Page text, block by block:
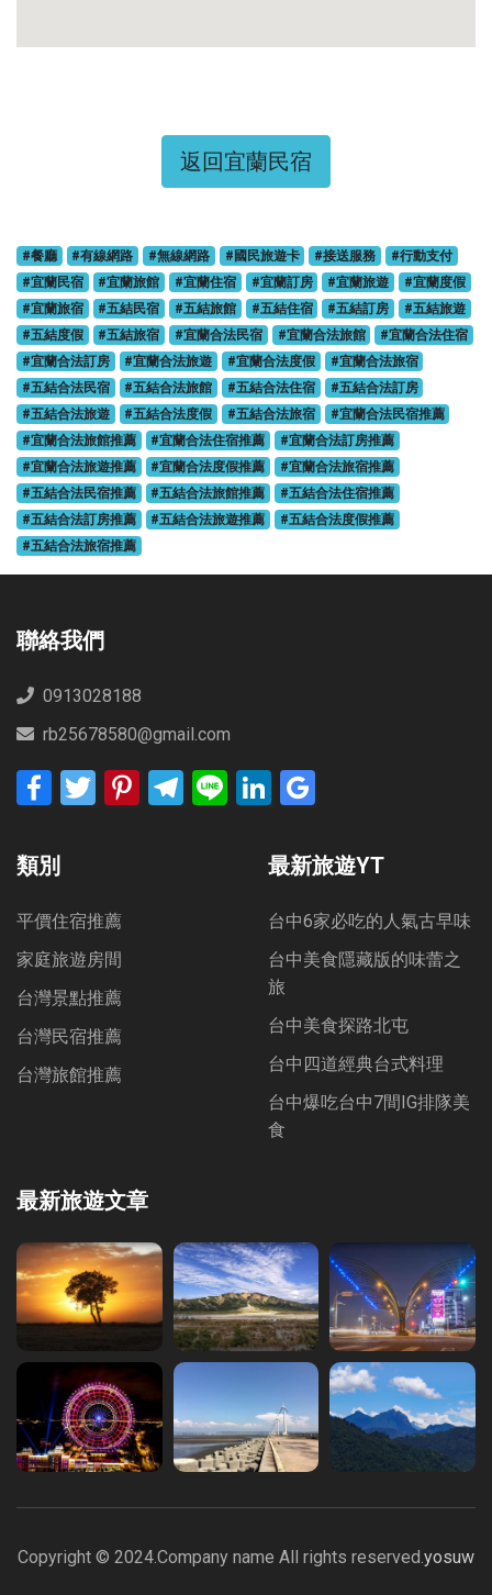
返回宜蘭民宿
#餐廳 #有線網路 #無線網路 #國民旅遊卡 #接送服務
#行動支付
#宜蘭民宿
#宜蘭旅館 #宜蘭住宿 #宜蘭訂房 #宜蘭旅遊
#宜蘭度假
#宜蘭旅宿
#五結民宿 #五結旅館 #五結住宿 #五結訂房
#五結旅遊
#五結度假
#五結旅宿 #宜蘭合法民宿 #宜蘭合法旅館
#宜蘭合法住宿
#宜蘭合法訂房
#宜蘭合法旅遊 #宜蘭合法度假
#宜蘭合法旅宿
#五結合法民宿
#五結合法旅館 #五結合法住宿
#五結合法訂房
#五結合法旅遊
#五結合法度假 #五結合法旅宿
#宜蘭合法民宿推薦
#宜蘭合法旅館推薦
#宜蘭合法住宿推薦
#宜蘭合法訂房推薦
#宜蘭合法旅遊推薦
#宜蘭合法度假推薦
#宜蘭合法旅宿推薦
#五結合法民宿推薦
#五結合法旅館推薦
#五結合法住宿推薦
#五結合法訂房推薦
#五結合法旅遊推薦
#五結合法度假推薦
#五結合法旅宿推薦
聯絡我們
0913028188
rb25678580@gmail.com
FacebookTwitter PinterestTelegram
Line LinkedIn
類別
平價住宿推薦
家庭旅遊房間
台灣景點推薦
台灣民宿推薦
台灣旅館推薦
最新旅遊文章
最新旅遊YT
台中6家必吃的人氣古早味
台中美食隱藏版的味蕾之
旅
台中美食探路北屯
台中四道經典台式料理
台中爆吃台中7間IG排隊美
食
Copyright © 2024.Company name All rights reserved.yosuw